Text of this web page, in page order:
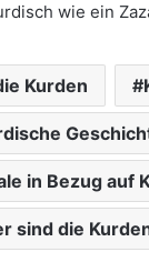
wie ein
Kurden
in Bezug auf
sind die